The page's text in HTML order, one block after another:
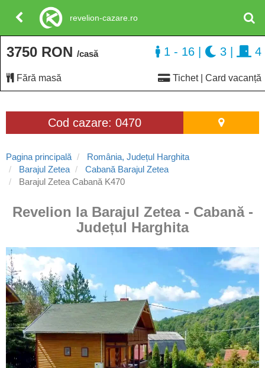
Cod cazare: 0470
Pagina principală
România, Județul Harghita
Barajul Zetea
Cabană Barajul Zetea
Barajul Zetea Cabană K470
Revelion la Barajul Zetea - Cabană -
Județul Harghita
3750 RON /casă
Fără masă Tichet | Card vacanță
1 - 16 3 4
revelion-cazare.ro